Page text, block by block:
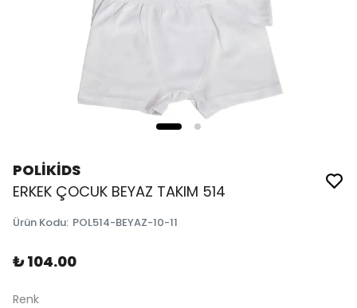
POLİKİDS
ERKEK ÇOCUK BEYAZ TAKIM 514
Ürün Kodu: POL514-BEYAZ-10-11
₺ 104.00
Renk